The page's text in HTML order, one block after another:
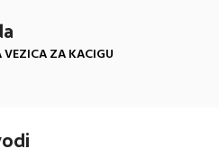
VEZICA ZA KACIGU